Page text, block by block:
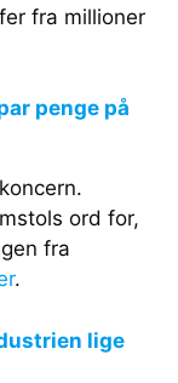
fra millioner
penge på
ord for,
fra
.
lige